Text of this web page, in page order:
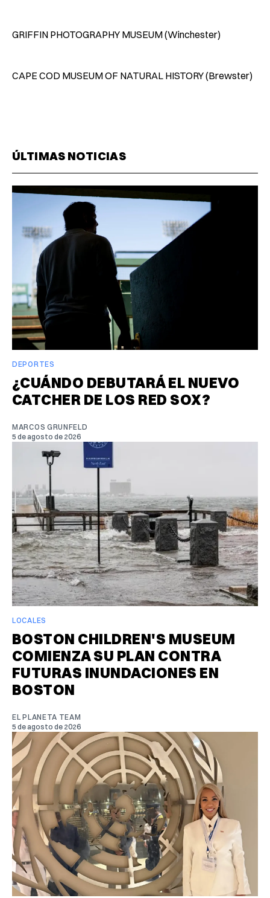
GRIFFIN PHOTOGRAPHY MUSEUM (Winchester)
CAPE COD MUSEUM OF NATURAL HISTORY (Brewster)
ÚLTIMAS NOTICIAS
DEPORTES
¿CUÁNDO DEBUTARÁ EL NUEVO
CATCHER DE LOS RED SOX?
MARCOS GRUNFELD
5 de agosto de 2026
LOCALES
BOSTON CHILDREN'S MUSEUM
COMIENZA SU PLAN CONTRA
FUTURAS INUNDACIONES EN
BOSTON
EL PLANETA TEAM
5 de agosto de 2026